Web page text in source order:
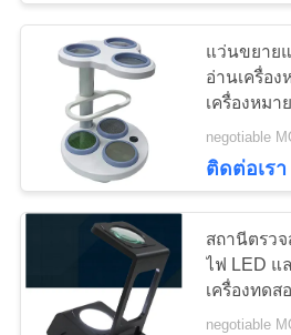
ทัวร์
โรงงาน
ควบคุม
คุณภาพ
ติดต่อ
ชุดเลนส์ทด
มาตรศาสตร์
แว่นขยาย
อ่านเครื่อง
เครื่องหมา
หลอดไฟ
negotiable
ติดต่อเรา
สถานีตรวจ
ไฟ LED แ
เครื่องทดส
ฐานปรับเอี
negotiable